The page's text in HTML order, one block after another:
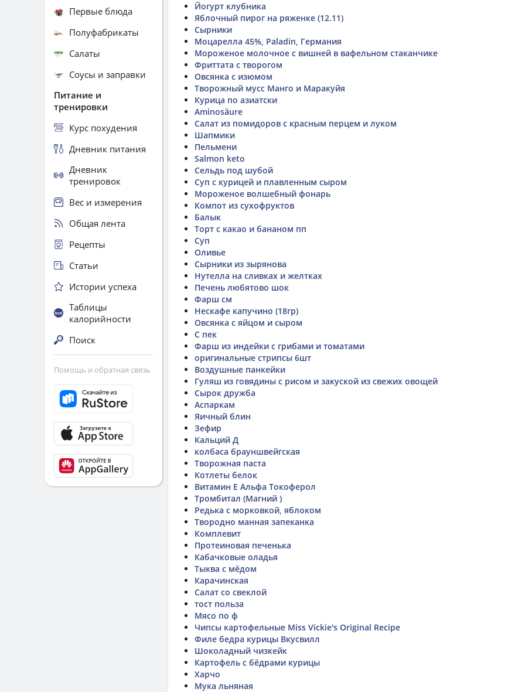
Йогурт клубника
Яблочный пирог на ряженке (12.11)
Сырники
Моцарелла 45%, Paladin, Германия
Мороженое молочное с вишней в вафельном стаканчике
Фриттата с творогом
Овсянка с изюмом
Творожный мусс Манго и Маракуйя
Курица по азиатски
Aminosäure
Салат из помидоров с красным перцем и луком
Шапмики
Пельмени
Salmon keto
Сельдь под шубой
Суп с курицей и плавленным сыром
Мороженое волшебный фонарь
Компот из сухофруктов
Балык
Торт с какао и бананом пп
Суп
Оливье
Сырники из зырянова
Нутелла на сливках и желтках
Печень любятово шок
Фарш см
Нескафе капучино (18гр)
Овсянка с яйцом и сыром
С пек
Фарш из индейки с грибами и томатами
оригинальные стрипсы 6шт
Воздушные панкейки
Гуляш из говядины с рисом и закуской из свежих овощей
Сырок дружба
Аспаркам
Яичный блин
Зефир
Кальций Д
колбаса брауншвейгская
Творожная паста
Котлеты белок
Витамин Е Альфа Токоферол
Тромбитал (Магний )
Редька с морковкой, яблоком
Твородно манная запеканка
Комплевит
Протеиновая печенька
Кабачковые оладья
Тыква с мёдом
Карачинская
Салат со свеклой
тост польза
Мясо по ф
Чипсы картофельные Miss Vickie's Original Recipe
Филе бедра курицы Вкусвилл
Шоколадный чизкейк
Картофель с бёдрами курицы
Харчо
Мука льняная
Первые блюда
Полуфабрикаты
Салаты
Соусы и заправки
Питание и
тренировки
Курс похудения
Дневник питания
Дневник
тренировок
Вес и измерения
Общая лента
Рецепты
Статьи
Истории успеха
Таблицы
калорийности
Поиск
Помощь и обратная связь